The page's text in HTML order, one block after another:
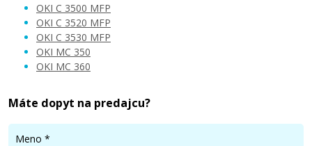
Pridať do košíka
OKI C 3500 MFP
OKI C 3520 MFP
OKI C 3530 MFP
OKI MC 350
OKI MC 360
Máte dopyt na predajcu?
Meno *